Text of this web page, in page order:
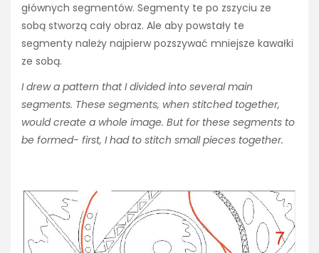
głównych segmentów. Segmenty te po zszyciu ze
sobą stworzą cały obraz. Ale aby powstały te
segmenty należy najpierw pozszywać mniejsze kawałki
ze sobą.
I drew a pattern that I divided into several main
segments. These segments, when stitched together,
would create a whole image. But for these segments to
be formed- first, I had to stitch small pieces together.